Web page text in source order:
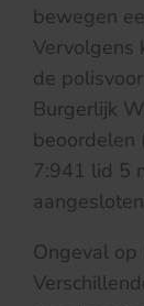
bewegen
Vervolgens
de
Burgerlijk
beoordelen
7:941 lid 5
Ongeval op